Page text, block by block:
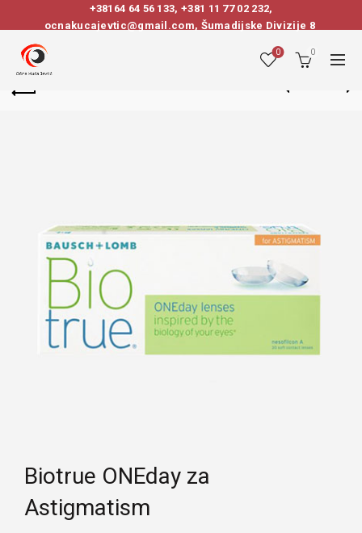
+38164 64 56 133, +381 11 77 02 232,
ocnakucajevtic@gmail.com, Šumadijske Divizije 8
0 0
Biotrue ONEday za
Astigmatism